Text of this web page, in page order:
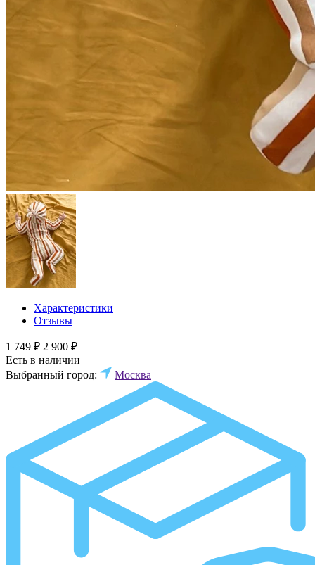
Характеристики
Отзывы
1 749 ₽ 2 900 ₽
Есть в наличии
Выбранный город:
Москва